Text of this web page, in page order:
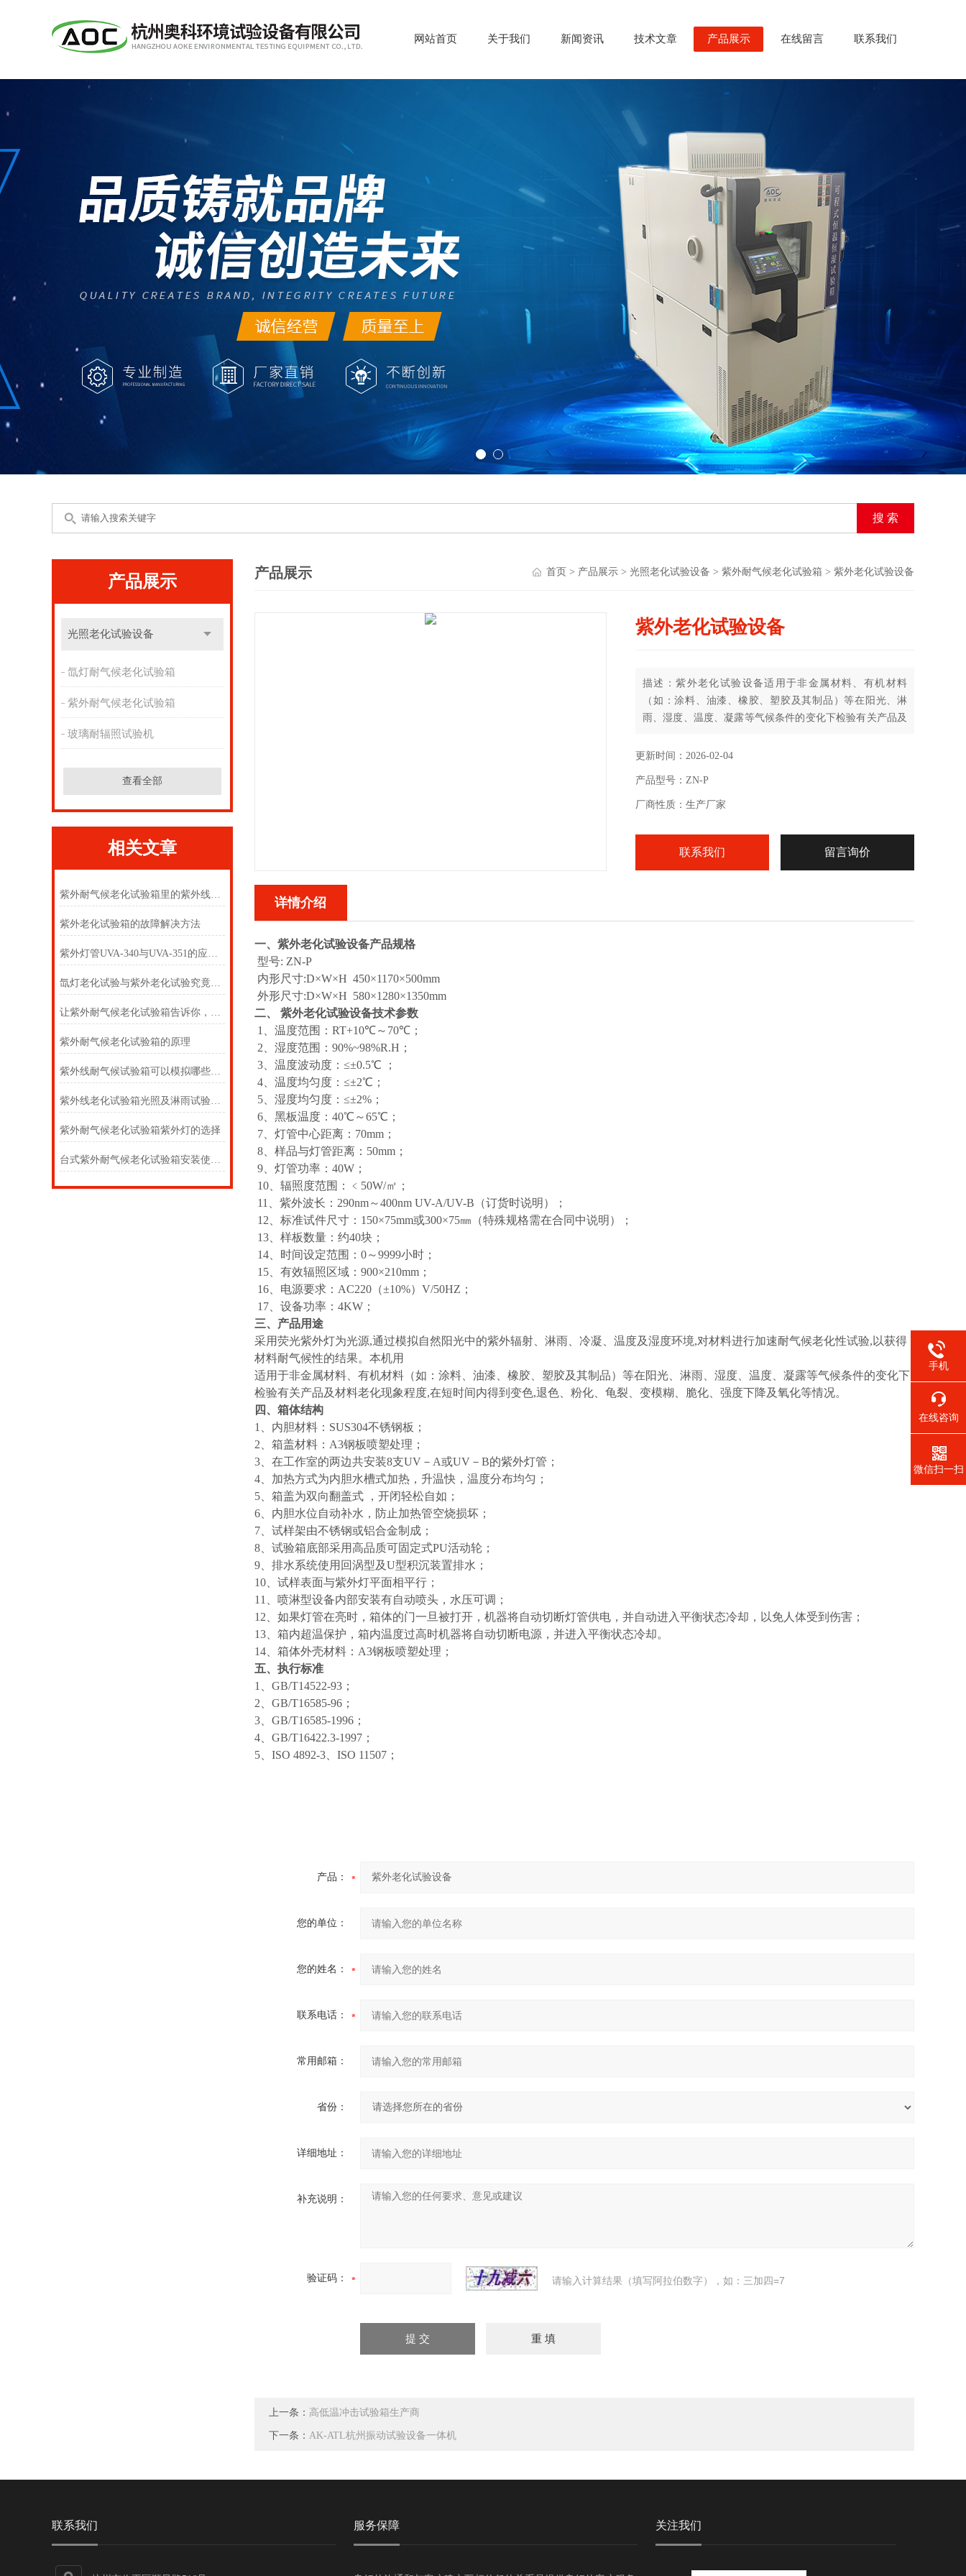
网站首页 关于我们 新闻资讯 技术文章 产品展示 在线留言 联系我们
产品展示
光照老化试验设备
氙灯耐气候老化试验箱
紫外耐气候老化试验箱
玻璃耐辐照试验机
查看全部
相关文章
紫外耐气候老化试验箱里的紫外线对人有害吗
紫外老化试验箱的故障解决方法
紫外灯管UVA-340与UVA-351的应用范围
氙灯老化试验与紫外老化试验究竟孰好？
让紫外耐气候老化试验箱告诉你，何为老化？
紫外耐气候老化试验箱的原理
紫外线耐气候试验箱可以模拟哪些环境?
紫外线老化试验箱光照及淋雨试验环节介绍
紫外耐气候老化试验箱紫外灯的选择
台式紫外耐气候老化试验箱安装使用注意事项
产品展示 首页 > 产品展示 > 光照老化试验设备 > 紫外耐气候老化试验箱 > 紫外老化试验设备
紫外老化试验设备
描述：紫外老化试验设备适用于非金属材料、有机材料
（如：涂料、油漆、橡胶、塑胶及其制品）等在阳光、淋
雨、湿度、温度、凝露等气候条件的变化下检验有关产品及
裂、变模糊、脆化、强度下降及氧化等情况。
更新时间：2026-02-04
产品型号：ZN-P
厂商性质：生产厂家
联系我们 留言询价
详情介绍
一、紫外老化试验设备产品规格
型号: ZN-P
内形尺寸:D×W×H 450×1170×500mm
外形尺寸:D×W×H 580×1280×1350mm
二、 紫外老化试验设备技术参数
1、温度范围：RT+10℃～70℃；
2、湿度范围：90%~98%R.H；
3、温度波动度：≤±0.5℃ ；
4、温度均匀度：≤±2℃；
5、湿度均匀度：≤±2%；
6、黑板温度：40℃～65℃；
7、灯管中心距离：70mm；
8、样品与灯管距离：50mm；
9、灯管功率：40W；
10、辐照度范围：﹤50W/㎡；
11、紫外波长：290nm～400nm UV-A/UV-B（订货时说明）；
12、标准试件尺寸：150×75mm或300×75㎜（特殊规格需在合同中说明）；
13、样板数量：约40块；
14、时间设定范围：0～9999小时；
15、有效辐照区域：900×210mm；
16、电源要求：AC220（±10%）V/50HZ；
17、设备功率：4KW；
三、产品用途
采用荧光紫外灯为光源,通过模拟自然阳光中的紫外辐射、淋雨、冷凝、温度及湿度环境,对材料进行加速耐气候老化性试验,以获得
材料耐气候性的结果。本机用
适用于非金属材料、有机材料（如：涂料、油漆、橡胶、塑胶及其制品）等在阳光、淋雨、湿度、温度、凝露等气候条件的变化下
检验有关产品及材料老化现象程度,在短时间内得到变色,退色、粉化、龟裂、变模糊、脆化、强度下降及氧化等情况。
四、箱体结构
1、内胆材料：SUS304不锈钢板；
2、箱盖材料：A3钢板喷塑处理；
3、在工作室的两边共安装8支UV－A或UV－B的紫外灯管；
4、加热方式为内胆水槽式加热，升温快，温度分布均匀；
5、箱盖为双向翻盖式 ，开闭轻松自如；
6、内胆水位自动补水，防止加热管空烧损坏；
7、试样架由不锈钢或铝合金制成；
8、试验箱底部采用高品质可固定式PU活动轮；
9、排水系统使用回涡型及U型积沉装置排水；
10、试样表面与紫外灯平面相平行；
11、喷淋型设备内部安装有自动喷头，水压可调；
12、如果灯管在亮时，箱体的门一旦被打开，机器将自动切断灯管供电，并自动进入平衡状态冷却，以免人体受到伤害；
13、箱内超温保护，箱内温度过高时机器将自动切断电源，并进入平衡状态冷却。
14、箱体外壳材料：A3钢板喷塑处理；
五、执行标准
1、GB/T14522-93；
2、GB/T16585-96；
3、GB/T16585-1996；
4、GB/T16422.3-1997；
5、ISO 4892-3、ISO 11507；
产品：
您的单位：
您的姓名：
联系电话：
常用邮箱：
省份：
详细地址：
补充说明：
验证码： 请输入计算结果（填写阿拉伯数字），如：三加四=7
上一条： 高低温冲击试验箱生产商
下一条： AK-ATL杭州振动试验设备一体机
联系我们 服务保障 关注我们
手机
在线咨询
微信扫一扫